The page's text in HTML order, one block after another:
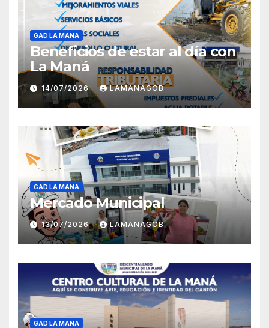
GAD LA MANA
Beneficios de estar al día con
La Maná
14/07/2026 LAMANAGOB
GAD LA MANA
Mercado Municipal
13/07/2026 LAMANAGOB
GAD LA MANA